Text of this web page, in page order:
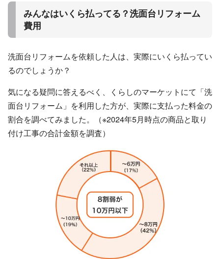
みんなはいくら払ってる？洗面台リフォーム
費用
洗面台リフォームを依頼した人は、実際にいくら払ってい
るのでしょうか？
気になる疑問に答えるべく、くらしのマーケットにて「洗
面台リフォーム」を利用した方が、実際に支払った料金の
割合を調べてみました。（※2024年5月時点の商品と取り
付け工事の合計金額を調査）